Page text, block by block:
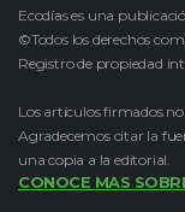
Ecodías es una
©Todos los derechos
Registro de propiedad
Los artículos firmados
Agradecemos citar la
una copia a la editorial.
CONOCE MAS